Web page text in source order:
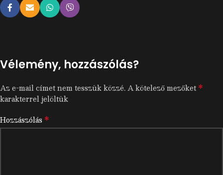
Vélemény, hozzászólás?
Az e-mail címet nem tesszük közzé.A kötelező mezőket*
karakterrel jelöltük
Hozzászólás *